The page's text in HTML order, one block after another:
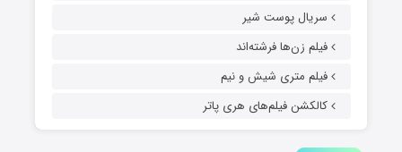
سریال پوست شیر
فیلم زن‌ها فرشته‌اند
فیلم متری شیش و نیم
کالکشن فیلم‌های هری پاتر